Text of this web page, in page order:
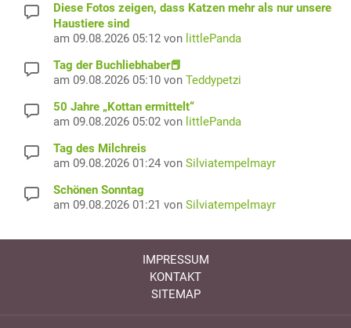
Diese Fotos zeigen, dass Katzen mehr als nur unsere
Haustiere sind
am 09.08.2026 05:12 von littlePanda
Tag der Buchliebhaber📕
am 09.08.2026 05:10 von Teddypetzi
50 Jahre „Kottan ermittelt“
am 09.08.2026 05:02 von littlePanda
Tag des Milchreis
am 09.08.2026 01:24 von Silviatempelmayr
Schönen Sonntag
am 09.08.2026 01:21 von Silviatempelmayr
IMPRESSUM
KONTAKT
SITEMAP